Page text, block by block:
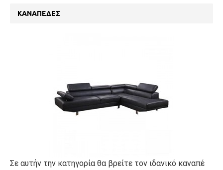
ΚΑΝΑΠΈΔΕΣ
Σε αυτήν την κατηγορία θα βρείτε τον ιδανικό καναπέ